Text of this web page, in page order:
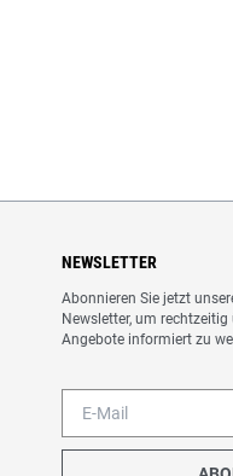
NEWSLETTER
Abonnieren Sie jetzt
Newsletter, um
Angebote informiert zu